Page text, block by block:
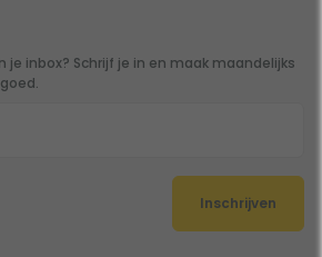
je inbox? Schrijf je in en maak maandelijks
Inschrijven